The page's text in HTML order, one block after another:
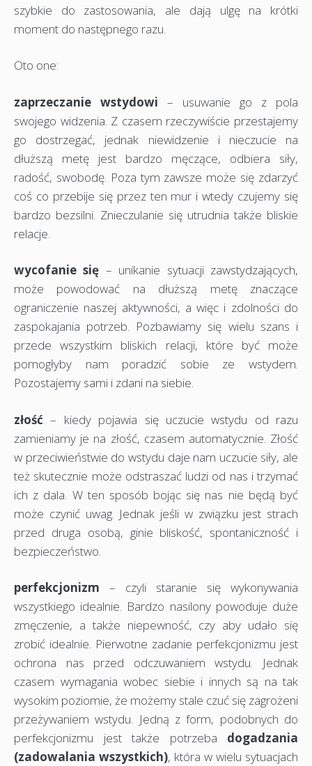
szybkie do zastosowania, ale dają ulgę na krótki
moment do następnego razu.
Oto one:
zaprzeczanie wstydowi – usuwanie go z pola
swojego widzenia. Z czasem rzeczywiście przestajemy
go dostrzegać, jednak niewidzenie i nieczucie na
dłuższą metę jest bardzo męczące, odbiera siły,
radość, swobodę. Poza tym zawsze może się zdarzyć
coś co przebije się przez ten mur i wtedy czujemy się
bardzo bezsilni. Znieczulanie się utrudnia także bliskie
relacje.
wycofanie się – unikanie sytuacji zawstydzających,
może powodować na dłuższą metę znaczące
ograniczenie naszej aktywności, a więc i zdolności do
zaspokajania potrzeb. Pozbawiamy się wielu szans i
przede wszystkim bliskich relacji, które być może
pomogłyby nam poradzić sobie ze wstydem.
Pozostajemy sami i zdani na siebie.
złość – kiedy pojawia się uczucie wstydu od razu
zamieniamy je na złość, czasem automatycznie. Złość
w przeciwieństwie do wstydu daje nam uczucie siły, ale
też skutecznie może odstraszać ludzi od nas i trzymać
ich z dala. W ten sposób bojąc się nas nie będą być
może czynić uwag. Jednak jeśli w związku jest strach
przed druga osobą, ginie bliskość, spontaniczność i
bezpieczeństwo.
perfekcjonizm – czyli staranie się wykonywania
wszystkiego idealnie. Bardzo nasilony powoduje duże
zmęczenie, a także niepewność, czy aby udało się
zrobić idealnie. Pierwotne zadanie perfekcjonizmu jest
ochrona nas przed odczuwaniem wstydu. Jednak
czasem wymagania wobec siebie i innych są na tak
wysokim poziomie, że możemy stale czuć się zagrożeni
przeżywaniem wstydu. Jedną z form, podobnych do
perfekcjonizmu jest także potrzeba dogadzania
(zadowalania wszystkich), która w wielu sytuacjach